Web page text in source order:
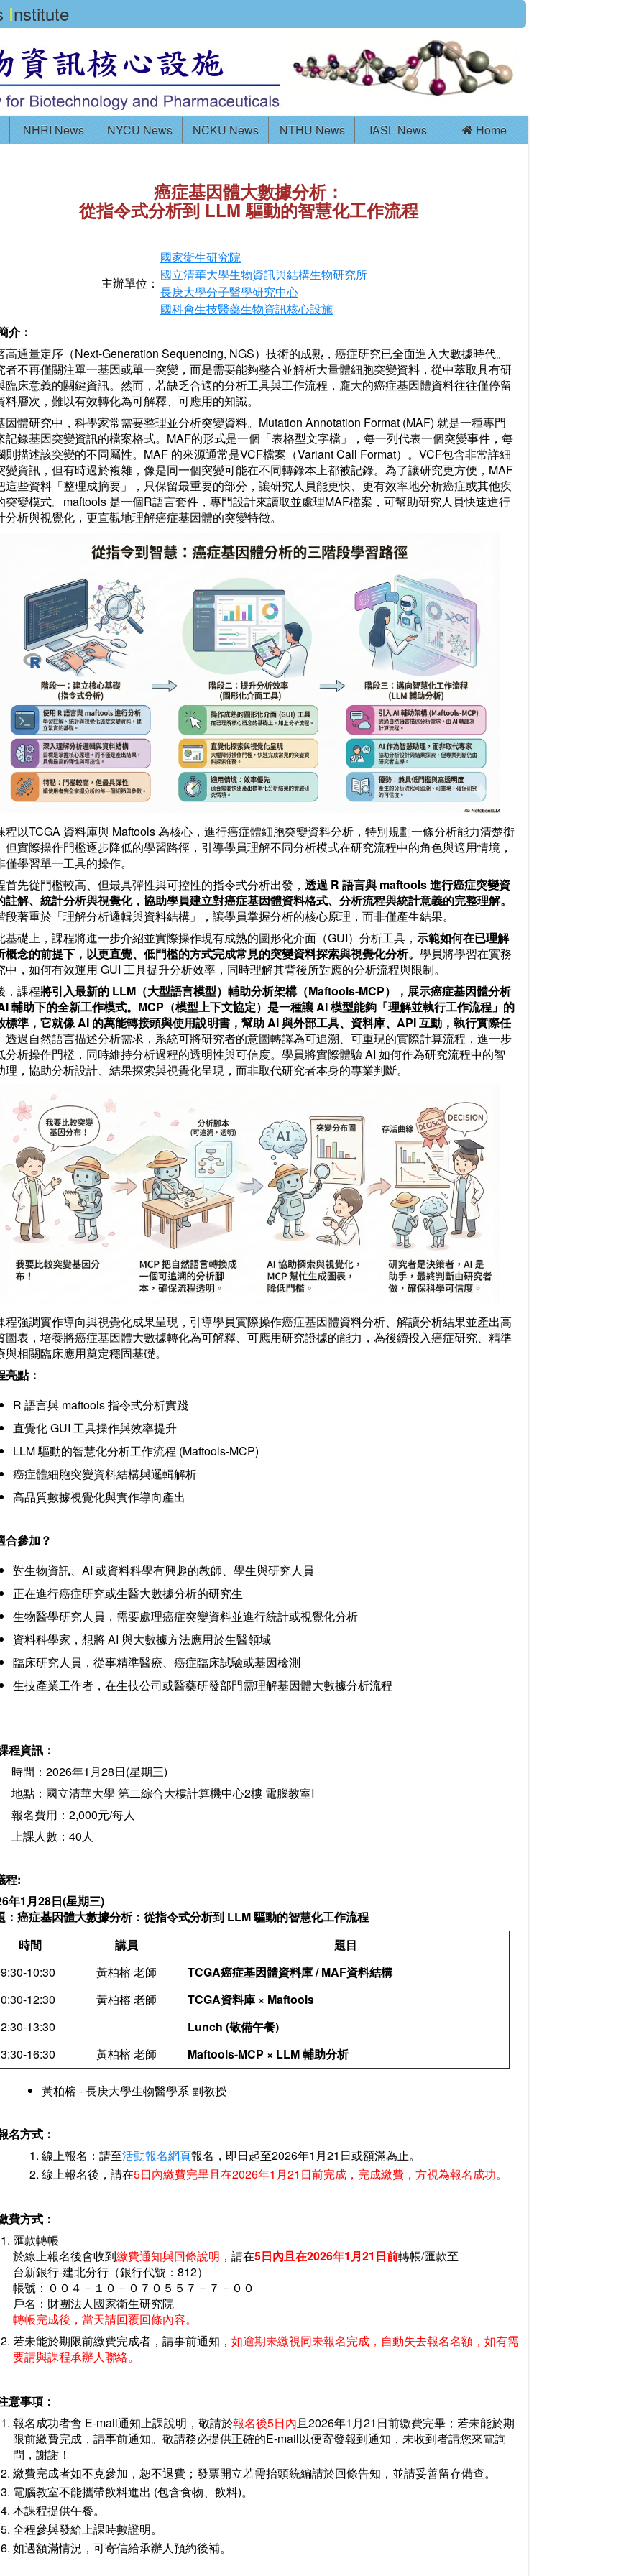
Institute
NHRI News NYCU News NCKU News NTHU News IASL News Home
癌症基因體大數據分析：
從指令式分析到 LLM 驅動的智慧化工作流程
主辦單位：
國家衛生研究院
國立清華大學生物資訊與結構生物研究所
長庚大學分子醫學研究中心
國科會生技醫藥生物資訊核心設施
介：
高通量定序（Next-Generation Sequencing, NGS）技術的成熟，癌症研究已全面進入大數據時代。
者不再僅關注單一基因或單一突變，而是需要能夠整合並解析大量體細胞突變資料，從中萃取具有研
臨床意義的關鍵資訊。然而，若缺乏合適的分析工具與工作流程，龐大的癌症基因體資料往往僅停留
料層次，難以有效轉化為可解釋、可應用的知識。
因體研究中，科學家常需要整理並分析突變資料。Mutation Annotation Format (MAF) 就是一種專門
記錄基因突變資訊的檔案格式。MAF的形式是一個「表格型文字檔」，每一列代表一個突變事件，每
則描述該突變的不同屬性。MAF 的來源通常是VCF檔案（Variant Call Format）。VCF包含非常詳細
變資訊，但有時過於複雜，像是同一個突變可能在不同轉錄本上都被記錄。為了讓研究更方便，MAF
這些資料「整理成摘要」，只保留最重要的部分，讓研究人員能更快、更有效率地分析癌症或其他疾
突變模式。maftools 是一個R語言套件，專門設計來讀取並處理MAF檔案，可幫助研究人員快速進行
分析與視覺化，更直觀地理解癌症基因體的突變特徵。
程以TCGA 資料庫與 Maftools 為核心，進行癌症體細胞突變資料分析，特別規劃一條分析能力清楚銜
但實際操作門檻逐步降低的學習路徑，引導學員理解不同分析模式在研究流程中的角色與適用情境，
僅學習單一工具的操作。
首先從門檻較高、但最具彈性與可控性的指令式分析出發， 透過 R 語言與 maftools 進行癌症突變資
註解、統計分析與視覺化，協助學員建立對癌症基因體資料格式、分析流程與統計意義的完整理解。
段著重於「理解分析邏輯與資料結構」，讓學員掌握分析的核心原理，而非僅產生結果。
基礎上，課程將進一步介紹並實際操作現有成熟的圖形化介面（GUI）分析工具， 示範如何在已理解
概念的前提下，以更直覺、低門檻的方式完成常見的突變資料探索與視覺化分析。 學員將學習在實務
中，如何有效運用 GUI 工具提升分析效率，同時理解其背後所對應的分析流程與限制。
，課程將引入最新的 LLM（大型語言模型）輔助分析架構（Maftools-MCP），展示癌症基因體分析
輔助下的全新工作模式。MCP（模型上下文協定）是一種讓 AI 模型能夠「理解並執行工作流程」的
標準，它就像 AI 的萬能轉接頭與使用說明書，幫助 AI 與外部工具、資料庫、API 互動，執行實際任
透過自然語言描述分析需求，系統可將研究者的意圖轉譯為可追溯、可重現的實際計算流程，進一步
分析操作門檻，同時維持分析過程的透明性與可信度。學員將實際體驗 AI 如何作為研究流程中的智
理，協助分析設計、結果探索與視覺化呈現，而非取代研究者本身的專業判斷。
程強調實作導向與視覺化成果呈現，引導學員實際操作癌症基因體資料分析、解讀分析結果並產出高
圖表，培養將癌症基因體大數據轉化為可解釋、可應用研究證據的能力，為後續投入癌症研究、精準
與相關臨床應用奠定穩固基礎。
亮點：
R 語言與 maftools 指令式分析實踐
直覺化 GUI 工具操作與效率提升
LLM 驅動的智慧化分析工作流程 (Maftools-MCP)
癌症體細胞突變資料結構與邏輯解析
高品質數據視覺化與實作導向產出
合參加？
對生物資訊、AI 或資料科學有興趣的教師、學生與研究人員
正在進行癌症研究或生醫大數據分析的研究生
生物醫學研究人員，需要處理癌症突變資料並進行統計或視覺化分析
資料科學家，想將 AI 與大數據方法應用於生醫領域
臨床研究人員，從事精準醫療、癌症臨床試驗或基因檢測
生技產業工作者，在生技公司或醫藥研發部門需理解基因體大數據分析流程
程資訊：
時間：2026年1月28日(星期三)
地點：國立清華大學 第二綜合大樓計算機中心2樓 電腦教室I
報名費用：2,000元/每人
上課人數：40人
程:
年1月28日(星期三)
：癌症基因體大數據分析：從指令式分析到 LLM 驅動的智慧化工作流程
時間
講員
題目
10:30
黃柏榕 老師
TCGA癌症基因體資料庫 / MAF資料結構
12:30
黃柏榕 老師
TCGA資料庫 × Maftools
13:30
Lunch (敬備午餐)
16:30
黃柏榕 老師 Maftools-MCP × LLM 輔助分析
黃柏榕 - 長庚大學生物醫學系 副教授
名方式：
線上報名：請至活動報名網頁報名，即日起至2026年1月21日或額滿為止。
線上報名後，請在5日內繳費完畢且在2026年1月21日前完成，完成繳費，方視為報名成功。
費方式：
匯款轉帳
於線上報名後會收到繳費通知與回條說明 ，請在5日內且在2026年1月21日前轉帳/匯款至
台新銀行-建北分行（銀行代號：812）
帳號：００４－１０－０７０５５７－７－００
戶名：財團法人國家衛生研究院
轉帳完成後，當天請回覆回條內容。
若未能於期限前繳費完成者，請事前通知， 如逾期未繳視同未報名完成，自動失去報名名額，如有需
要請與課程承辦人聯絡。
意事項：
報名成功者會 E-mail通知上課說明，敬請於報名後5日內且2026年1月21日前繳費完畢；若未能於期
限前繳費完成，請事前通知。敬請務必提供正確的E-mail以便寄發報到通知，未收到者請您來電詢
問，謝謝！
繳費完成者如不克參加，恕不退費；發票開立若需抬頭統編請於回條告知，並請妥善留存備查。
電腦教室不能攜帶飲料進出 (包含食物、飲料)。
本課程提供午餐。
全程參與發給上課時數證明。
如遇額滿情況，可寄信給承辦人預約後補。